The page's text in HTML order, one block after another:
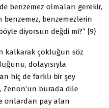
benzemez olmaları gerekir,
benzemez, benzemezlerin
diyorsun değdi mi?” {9}
kalkarak çokluğun söz
dolayısıyla
hiç de farklı bir şey
Zenon’un burada dile
onlardan pay alan